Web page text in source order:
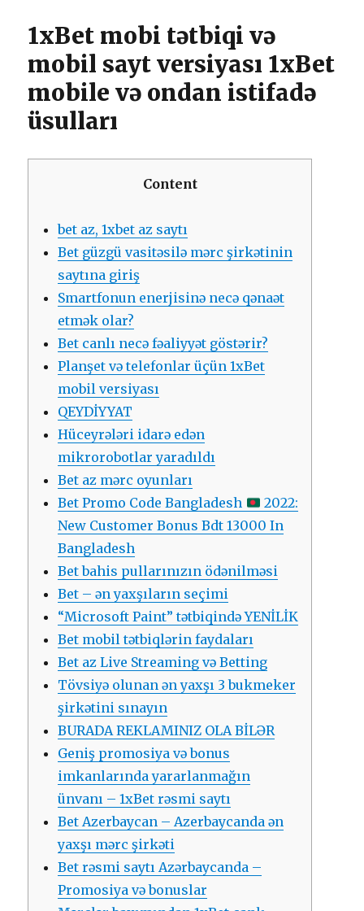
1xBet mobi tətbiqi və
mobil sayt versiyası 1xBet
mobile və ondan istifadə
üsulları
Content
bet az, 1xbet az saytı
Bet güzgü vasitəsilə mərc şirkətinin
saytına giriş
Smartfonun enerjisinə necə qənaət
etmək olar?
Bet canlı necə fəaliyyət göstərir?
Planşet və telefonlar üçün 1xBet
mobil versiyası
QEYDİYYAT
Hüceyrələri idarə edən
mikrorobotlar yaradıldı
Bet az mərc oyunları
Bet Promo Code Bangladesh
2022:
New Customer Bonus Bdt 13000 In
Bangladesh
Bet bahis pullarınızın ödənilməsi
Bet – ən yaxşıların seçimi
“Microsoft Paint” tətbiqində YENİLİK
Bet mobil tətbiqlərin faydaları
Bet az Live Streaming və Betting
Tövsiyə olunan ən yaxşı 3 bukmeker
şirkətini sınayın
BURADA REKLAMINIZ OLA BİLƏR
Geniş promosiya və bonus
imkanlarında yararlanmağın
ünvanı – 1xBet rəsmi saytı
Bet Azerbaycan – Azerbaycanda ən
yaxşı mərc şirkəti
Bet rəsmi saytı Azərbaycanda –
Promosiya və bonuslar